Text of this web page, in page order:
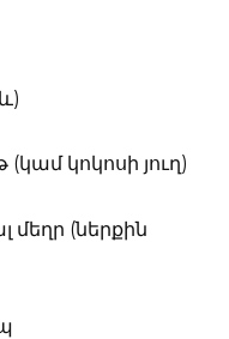
կոկոսի յուղ)
մեղր (ներքին